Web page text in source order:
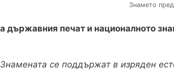
Знамето
държавния печат и националното
се поддържат в изряден